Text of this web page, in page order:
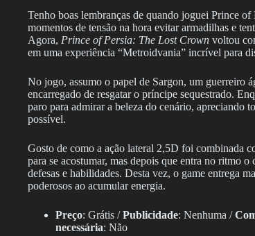
Tenho boas lembranças de quando joguei Prince
momentos de tensão na hora evitar armadilhas e
Agora, Prince of Persia: The Lost Crown voltou
em uma experiência “Metroidvania” incrível para
No jogo, assumo o papel de Sargon, um guerreiro
encarregado de resgatar o príncipe sequestrado.
paro para admirar a beleza do cenário, apreciando
possível.
Gosto de como a ação lateral 2,5D foi combinada
para se acostumar, mas depois que entra no ritmo
defesas e habilidades. Desta vez, o game entrega
poderosos ao acumular energia.
Preço: Grátis /Publicidade: Nenhuma /
necessária: Não